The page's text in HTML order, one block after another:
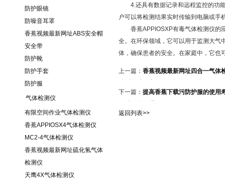
防护眼镜
防噪音耳罩
香蕉视频最新网址ABS安全帽
安全带
防护靴
防护手套
防护服
气体检测仪
有限空间作业气体检测仪
香蕉APPIOSX4气体检测仪
MC2-4气体检测仪
香蕉视频最新网址硫化氢气体
检测仪
天鹰4X气体检测仪
4.还具有数据记录和远程监控的功能
户可以将检测结果实时传输到电脑或手机上
香蕉APPIOSXP有毒气体检测仪的应用
全。在环保领域，它可以用于监测大
体，确保患者的安全。在家庭中
上一篇： 香蕉视频最新网址四合一气体
下一篇： 提高香蕉下载污防护服的使用寿
返回列表>>